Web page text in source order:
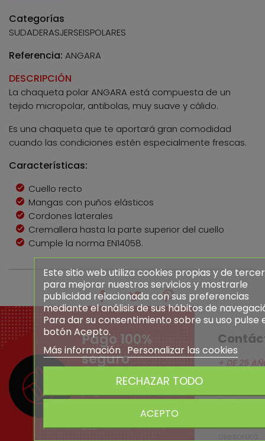
Categorías
SUDADERASJERSEISPOLARES
Referencia: ANGARA
DESCRIPCIÓN
La chaqueta polar ANGARA está compuesta de un
tejido micropolar, antibolas, muy suave y cálido.
Es una chaqueta que te aportará gran comodidad
cuando las condiciones estén especialmente frescas.
Características:
Cuello recto
Mangas con puños elásticos
Cordones laterales
Cremallera hasta la parte superior del cuello
Cumple la norma EN14058.
Pago 100%
seguro
Todo el proceso de
realiza en servidores
con conexión cifrada
SSL.
+ DE 25
Este sitio web utiliza cookies propias y de
para mejorar nuestros servicios y mostrarle
publicidad relacionada con sus preferencias
mediante el análisis de sus hábitos de
Para dar su consentimiento sobre su uso pulse
botón Acepto.
Más información Personalizar las cookies
RECHAZAR TODO
ACEPTO